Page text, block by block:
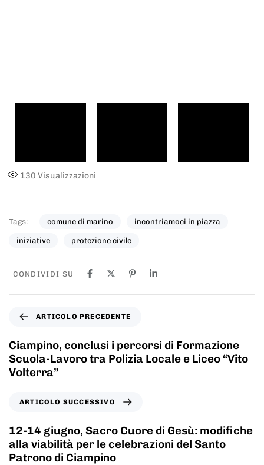
130 Visualizzazioni
Tags: comune di marino incontriamoci in piazza
iniziative protezione civile
CONDIVIDI SU
ARTICOLO PRECEDENTE
Ciampino, conclusi i percorsi di Formazione
Scuola-Lavoro tra Polizia Locale e Liceo “Vito
Volterra”
ARTICOLO SUCCESSIVO
12-14 giugno, Sacro Cuore di Gesù: modifiche
alla viabilità per le celebrazioni del Santo
Patrono di Ciampino